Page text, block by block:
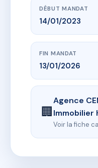
DÉBUT MANDAT
14/01/2023
FIN MANDAT
13/01/2026
🏢
Agence
Immobilier
Voir la fiche